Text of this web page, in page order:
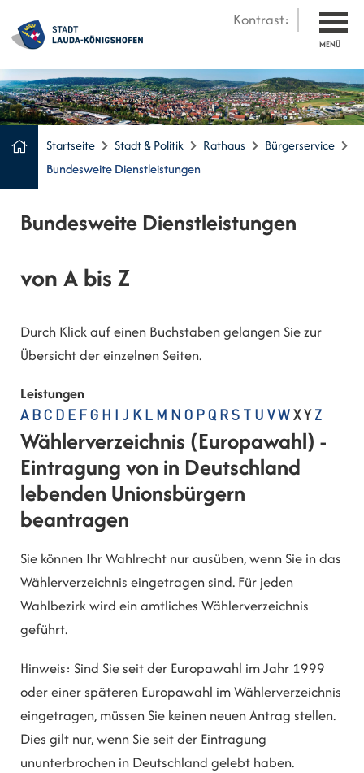
Kontrast:
MENÜ
Startseite Stadt & Politik Rathaus
Bürgerservice
Bundesweite Dienstleistungen
Bundesweite Dienstleistungen
von A bis Z
Durch Klick auf einen Buchstaben gelangen Sie zur
Übersicht der einzelnen Seiten.
Leistungen
A B C D E F G H J K L M N O P Q R S U V W X Y Z
Wählerverzeichnis (Europawahl) -
Eintragung von in Deutschland
lebenden Unionsbürgern
beantragen
Sie können Ihr Wahlrecht nur ausüben, wenn Sie in das
Wählerverzeichnis eingetragen sind. Für jeden
Wahlbezirk wird ein amtliches Wählerverzeichnis
geführt.
Hinweis: Sind Sie seit der Europawahl im Jahr 1999
oder einer späteren Europawahl im Wählerverzeichnis
eingetragen, müssen Sie keinen neuen Antrag stellen.
Dies gilt nur, wenn Sie seit der Eintragung
ununterbrochen in Deutschland gelebt haben.